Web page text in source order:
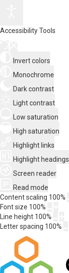
Accessibility Tools
Invert colors
Monochrome
Dark contrast
Light contrast
Low saturation
High saturation
Highlight links
Highlight headings
Screen reader
Read mode
Content scaling 100%
Font size 100%
Line height 100%
Letter spacing 100%